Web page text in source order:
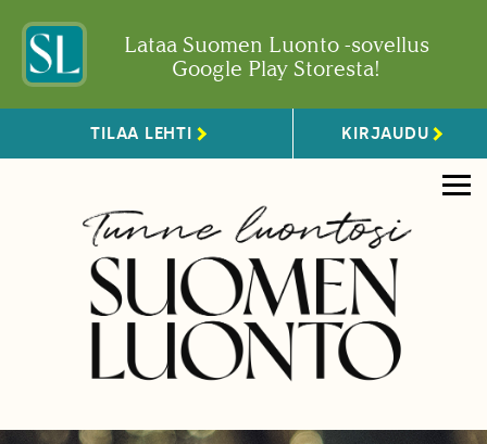
Lataa Suomen Luonto -sovellus
Google Play Storesta!
TILAA LEHTI KIRJAUDU